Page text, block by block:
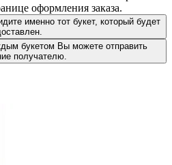
оформления заказа.
именно тот букет, который будет
букетом Вы можете отправить
получателю.